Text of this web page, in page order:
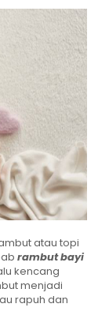
atau topi
rambut bayi
kencang
menjadi
rapuh dan